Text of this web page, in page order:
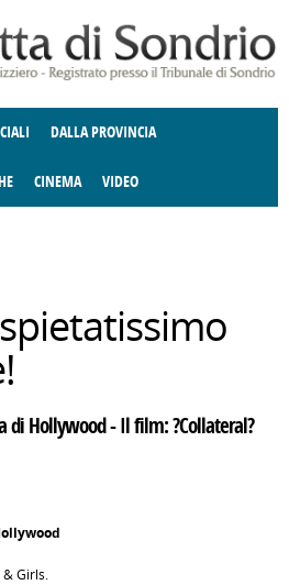
DALLA PROVINCIA
CINEMA VIDEO
di Hollywood - Il film: ?Collateral?
& Girls.